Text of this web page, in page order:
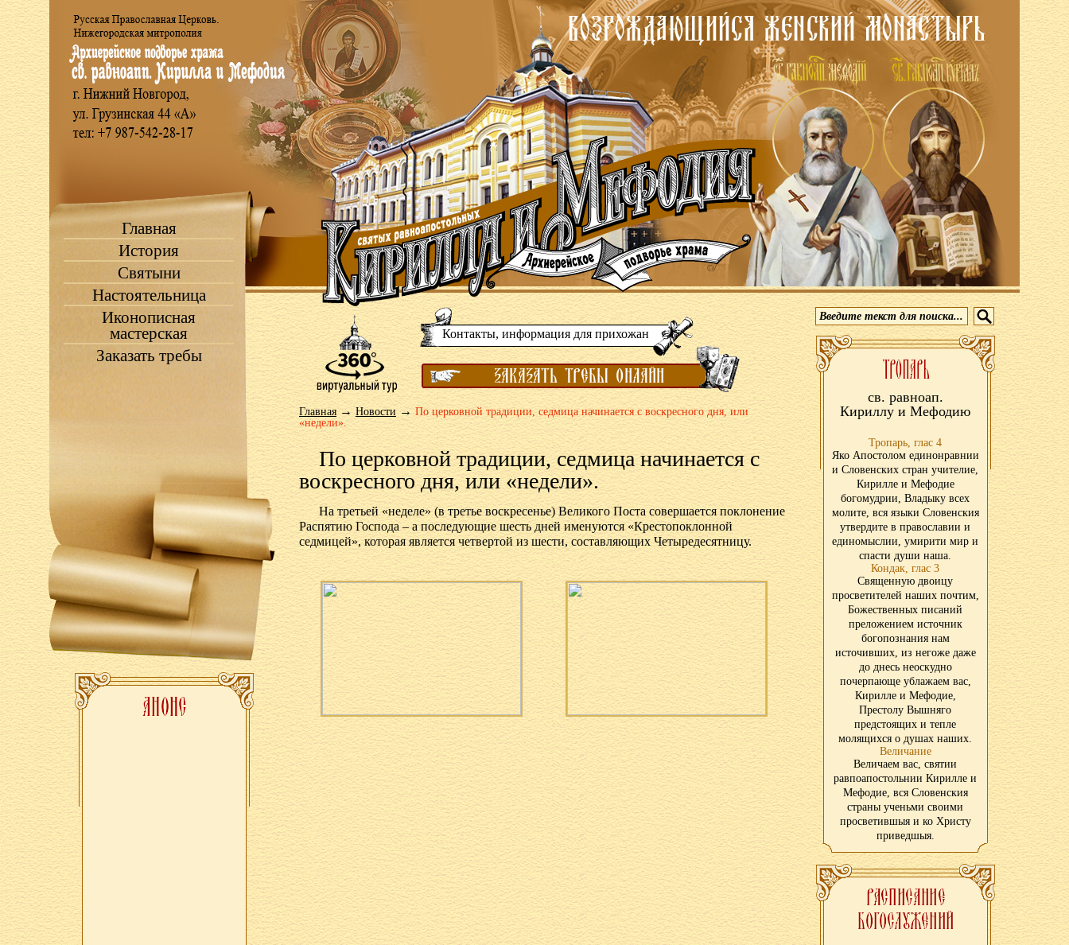
Главная
История
Святыни
Настоятельница
Иконописная
мастерская
Заказать требы
Контакты, информация для прихожан
Главная→Новости→По церковной традиции, седмица начинается с воскресного дня, или
«недели».
По церковной традиции, седмица начинается с
воскресного дня, или «недели».
На третьей «неделе» (в третье воскресенье) Великого Поста совершается поклонение
Распятию Господа – а последующие шесть дней именуются «Крестопоклонной
седмицей», которая является четвертой из шести, составляющих Четыредесятницу.
св. равноап.
Кириллу и Мефодию
Тропарь, глас 4
Яко Апостолом единонравнии
и Словенских стран учителие,
Кирилле и Мефодие
богомудрии, Владыку всех
молите, вся языки Словенския
утвердите в православии и
единомыслии, умирити мир и
спасти души наша.
Кондак, глас 3
Священную двоицу
просветителей наших почтим,
Божественных писаний
преложением источник
богопознания нам
источивших, из негоже даже
до днесь неоскудно
почерпающе ублажаем вас,
Кирилле и Мефодие,
Престолу Вышняго
предстоящих и тепле
молящихся о душах наших.
Величание
Величаем вас, святии
равпоапостольнии Кирилле и
Мефодие, вся Словенския
страны ученьми своими
просветившыя и ко Христу
приведшыя.